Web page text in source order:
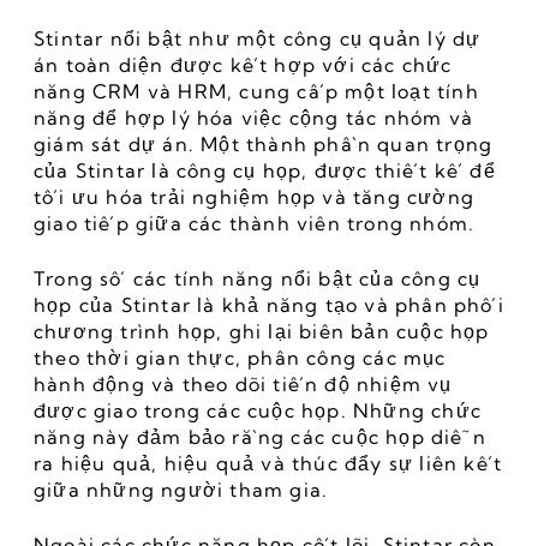
Stintar nổi bật như một công cụ quản lý dự
án toàn diện được kết hợp với các chức
năng CRM và HRM, cung cấp một loạt tính
năng để hợp lý hóa việc cộng tác nhóm và
giám sát dự án. Một thành phần quan trọng
của Stintar là công cụ họp, được thiết kế để
tối ưu hóa trải nghiệm họp và tăng cường
giao tiếp giữa các thành viên trong nhóm.
Trong số các tính năng nổi bật của công cụ
họp của Stintar là khả năng tạo và phân phối
chương trình họp, ghi lại biên bản cuộc họp
theo thời gian thực, phân công các mục
hành động và theo dõi tiến độ nhiệm vụ
được giao trong các cuộc họp. Những chức
năng này đảm bảo rằng các cuộc họp diễn
ra hiệu quả, hiệu quả và thúc đẩy sự liên kết
giữa những người tham gia.